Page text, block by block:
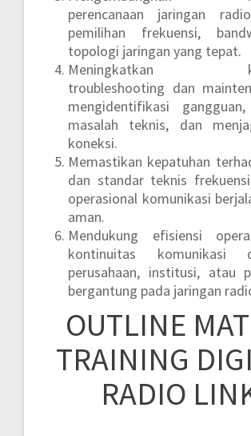
perencanaan jaringan
pemilihan frekuensi,
topologi jaringan yang tepat.
Meningkatkan
troubleshooting dan
mengidentifikasi
masalah teknis, dan
koneksi.
Memastikan kepatuhan
dan standar teknis
operasional komunikasi
aman.
Mendukung efisiensi
kontinuitas komunikasi
perusahaan, institusi, atau
bergantung pada jaringan
OUTLINE
TRAINING
RADIO